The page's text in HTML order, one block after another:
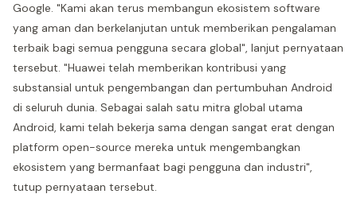
Google. "Kami akan terus membangun ekosistem software
yang aman dan berkelanjutan untuk memberikan pengalaman
terbaik bagi semua pengguna secara global", lanjut pernyataan
tersebut. "Huawei telah memberikan kontribusi yang
substansial untuk pengembangan dan pertumbuhan Android
di seluruh dunia. Sebagai salah satu mitra global utama
Android, kami telah bekerja sama dengan sangat erat dengan
platform open-source mereka untuk mengembangkan
ekosistem yang bermanfaat bagi pengguna dan industri",
tutup pernyataan tersebut.